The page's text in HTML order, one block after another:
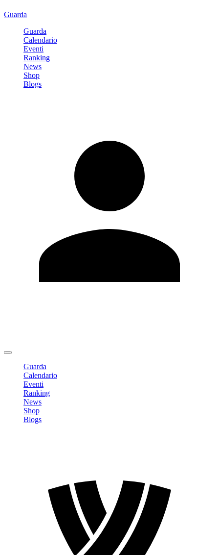
Guarda
Guarda
Calendario
Eventi
Ranking
News
Shop
Blogs
Guarda
Calendario
Eventi
Ranking
News
Shop
Blogs